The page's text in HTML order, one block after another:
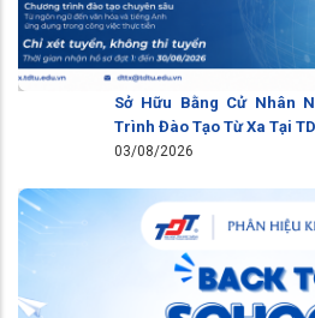
Sở Hữu Bằng Cử Nhân
Trình Đào Tạo Từ Xa Tại
03/08/2026